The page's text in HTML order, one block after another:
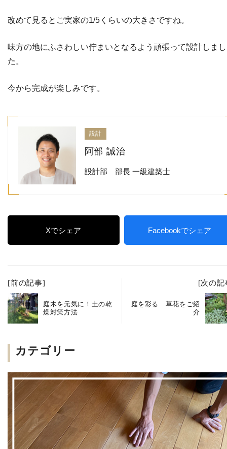
改めて見るとご実家の1/5くらいの大きさですね。
味方の地にふさわしい佇まいとなるよう頑張って設計しまし
た。
今から完成が楽しみです。
設計
阿部 誠治
設計部 部長 一級建築士
Xでシェア Facebookでシェア
[前の記事]
庭木を元気に！土の乾
燥対策方法
[次の記
庭を彩る 草花をご紹
介
カテゴリー